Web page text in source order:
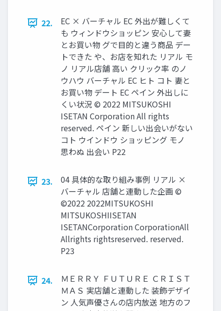
22.
EC × バーチャル EC 外出が難しくて
も ウィンドウショッピン 安心して妻
とお買い物 グで目的と違う商品 デー
トできた や、お店を知れた リアル モ
ノ リアル店舗 高い クリック率 のノ
ウハウ バーチャル EC ヒト コト 妻と
お買い物 デート EC ペイン 外出しに
くい状況 © 2022 MITSUKOSHI
ISETAN Corporation All rights
reserved. ペイン 新しい出会いがない
コト ウインドウ ショッピング モノ
思わぬ 出会い P22
23.
04 具体的な取り組み事例 リアル ×
バーチャル 店舗と連動した企画 ©
©2022 2022MITSUKOSHI
MITSUKOSHIISETAN
ISETANCorporation CorporationAll
Allrights rightsreserved. reserved.
P23
24.
ＭＥＲＲＹ ＦＵＴＵＲＥ ＣＲＩＳＴ
ＭＡＳ 実店舗と連動した 装飾デザイ
ン 人気声優さんの店内放送 地方のフ